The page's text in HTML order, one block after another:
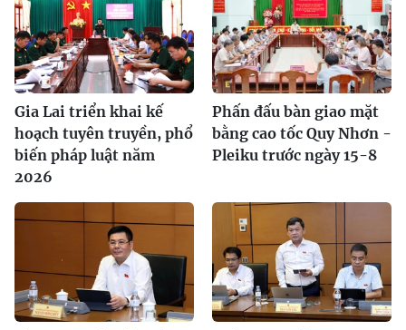
Gia Lai triển khai kế
hoạch tuyên truyền, phổ
biến pháp luật năm
2026
Phấn đấu bàn giao mặt
bằng cao tốc Quy Nhơn -
Pleiku trước ngày 15-8